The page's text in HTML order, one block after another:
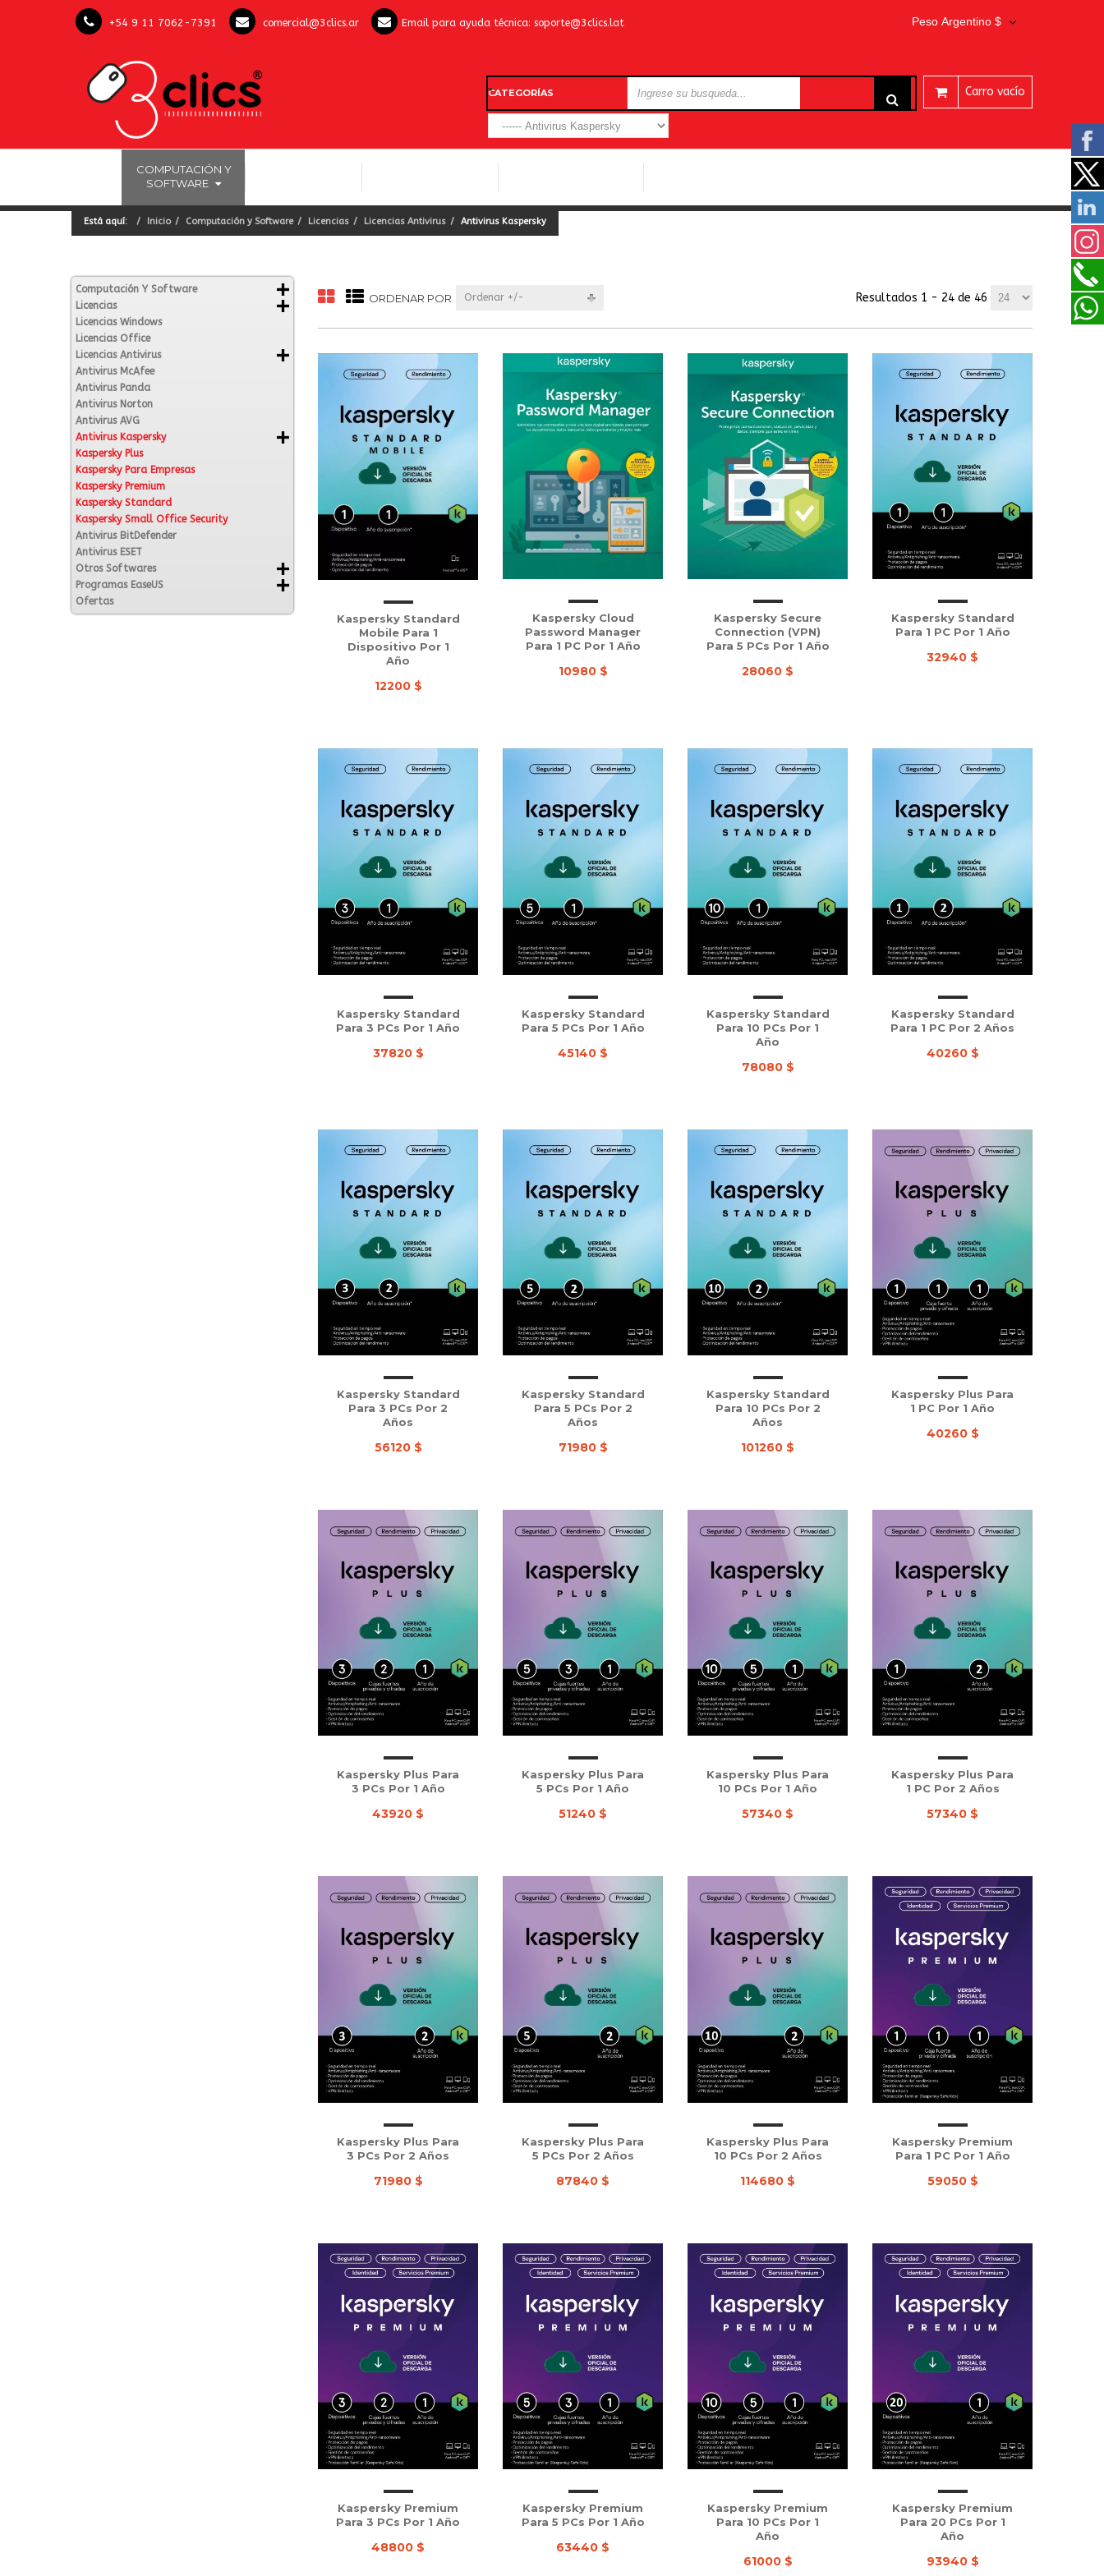
+54 9 11 7062-7391 comercial@3clics.ar Email para ayuda técnica: soporte@3clics.lat Peso Argentino $
Carro vacío
CATEGORÍAS
COMPUTACIÓN Y
SOFTWARE
Está aquí: Inicio Computación y Software Licencias Licencias Antivirus Antivirus Kaspersky
Computación Y Software
Licencias
Licencias Windows
Licencias Office
Licencias Antivirus
Antivirus McAfee
Antivirus Panda
Antivirus Norton
Antivirus AVG
Antivirus Kaspersky
Kaspersky Plus
Kaspersky Para Empresas
Kaspersky Premium
Kaspersky Standard
Kaspersky Small Office Security
Antivirus BitDefender
Antivirus ESET
Otros Softwares
Programas EaseUS
Ofertas
ORDENAR POR Ordenar +/- Resultados 1 - 24 de 46
Kaspersky Standard
Mobile Para 1
Dispositivo Por 1
Año
12200 $
Kaspersky Cloud
Password Manager
Para 1 PC Por 1 Año
10980 $
Kaspersky Secure
Connection (VPN)
Para 5 PCs Por 1 Año
28060 $
Kaspersky Standard
Para 1 PC Por 1 Año
32940 $
Kaspersky Standard
Para 3 PCs Por 1 Año
37820 $
Kaspersky Standard
Para 5 PCs Por 1 Año
45140 $
Kaspersky Standard
Para 10 PCs Por 1
Año
78080 $
Kaspersky Standard
Para 1 PC Por 2 Años
40260 $
Kaspersky Standard
Para 3 PCs Por 2
Años
56120 $
Kaspersky Standard
Para 5 PCs Por 2
Años
71980 $
Kaspersky Standard
Para 10 PCs Por 2
Años
101260 $
Kaspersky Plus Para
1 PC Por 1 Año
40260 $
Kaspersky Plus Para
3 PCs Por 1 Año
43920 $
Kaspersky Plus Para
5 PCs Por 1 Año
51240 $
Kaspersky Plus Para
10 PCs Por 1 Año
57340 $
Kaspersky Plus Para
1 PC Por 2 Años
57340 $
Kaspersky Plus Para
3 PCs Por 2 Años
71980 $
Kaspersky Plus Para
5 PCs Por 2 Años
87840 $
Kaspersky Plus Para
10 PCs Por 2 Años
114680 $
Kaspersky Premium
Para 1 PC Por 1 Año
59050 $
Kaspersky Premium
Para 3 PCs Por 1 Año
48800 $
Kaspersky Premium
Para 5 PCs Por 1 Año
63440 $
Kaspersky Premium
Para 10 PCs Por 1
Año
61000 $
Kaspersky Premium
Para 20 PCs Por 1
Año
93940 $